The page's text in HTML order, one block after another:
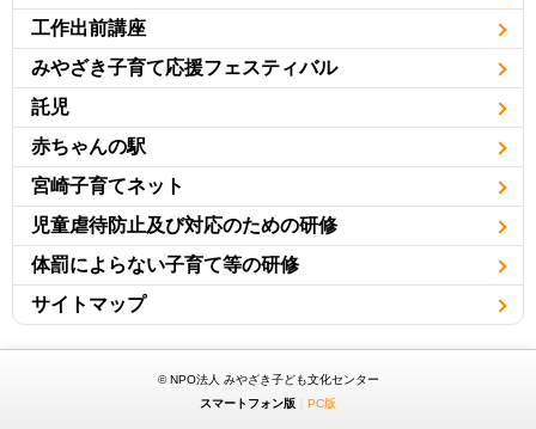
工作出前講座
みやざき子育て応援フェスティバル
託児
赤ちゃんの駅
宮崎子育てネット
児童虐待防止及び対応のための研修
体罰によらない子育て等の研修
サイトマップ
© NPO法人 みやざき子ども文化センター
スマートフォン版
PC版